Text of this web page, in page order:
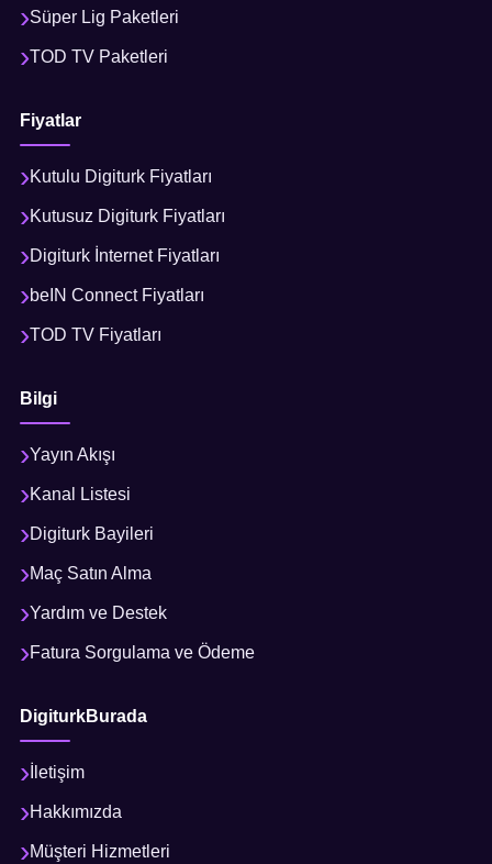
Süper Lig Paketleri
TOD TV Paketleri
Fiyatlar
Kutulu Digiturk Fiyatları
Kutusuz Digiturk Fiyatları
Digiturk İnternet Fiyatları
beIN Connect Fiyatları
TOD TV Fiyatları
Bilgi
Yayın Akışı
Kanal Listesi
Digiturk Bayileri
Maç Satın Alma
Yardım ve Destek
Fatura Sorgulama ve Ödeme
DigiturkBurada
İletişim
Hakkımızda
Müşteri Hizmetleri